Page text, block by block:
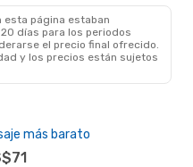
esta página estaban
días para los periodos
el precio final ofrecido.
y los precios están sujetos
más barato